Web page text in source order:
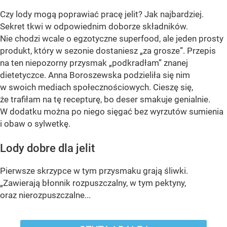
Czy lody mogą poprawiać pracę jelit? Jak najbardziej.
Sekret tkwi w odpowiednim doborze składników.
Nie chodzi wcale o egzotyczne superfood, ale jeden prosty
produkt, który w sezonie dostaniesz „za grosze”. Przepis
na ten niepozorny przysmak „podkradłam” znanej
dietetyczce. Anna Boroszewska podzieliła się nim
w swoich mediach społecznościowych. Cieszę się,
że trafiłam na tę recepturę, bo deser smakuje genialnie.
W dodatku można po niego sięgać bez wyrzutów sumienia
i obaw o sylwetkę.
Lody dobre dla jelit
Pierwsze skrzypce w tym przysmaku grają śliwki.
„Zawierają błonnik rozpuszczalny, w tym pektyny,
oraz nierozpuszczalne...